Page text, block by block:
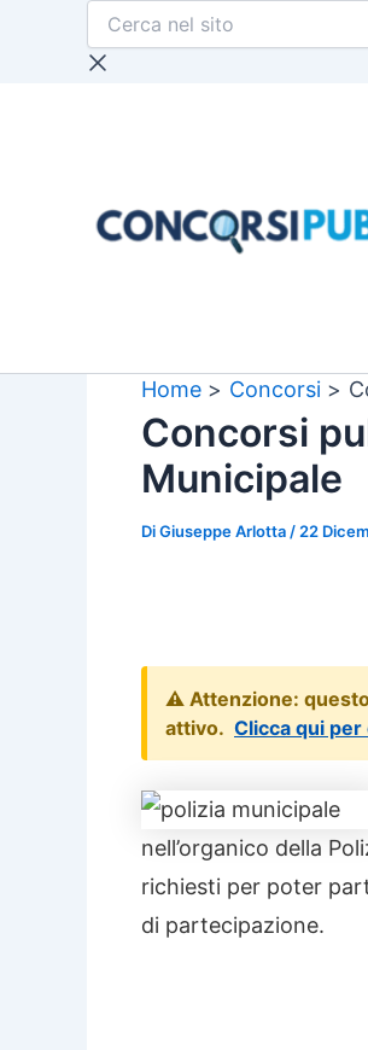
Cerca
sito
Home Concorsi
Concorsi
Municipale
DiGiuseppe Arlotta / 22
⚠️ Attenzione:
attivo. Clicca qui
nell’organico della
richiesti per poter
di partecipazione.